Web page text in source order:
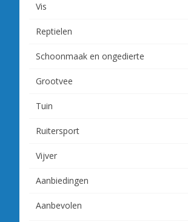
Vis
Reptielen
Schoonmaak en ongedierte
Grootvee
Tuin
Ruitersport
Vijver
Aanbiedingen
Aanbevolen